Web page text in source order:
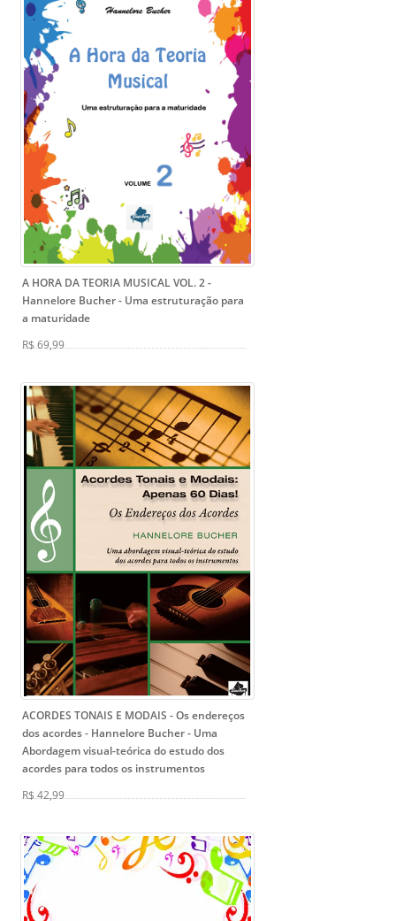
A HORA DA TEORIA MUSICAL VOL. 2 -
Hannelore Bucher- Uma estruturação para
a maturidade
R$ 69,99
ACORDES TONAIS E MODAIS - Os endereços
dos acordes - Hannelore Bucher- Uma
Abordagem visual-teórica do estudo dos
acordes para todos os instrumentos
R$ 42,99